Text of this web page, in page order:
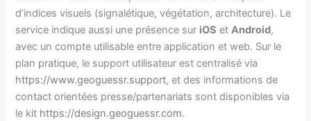
d’indices visuels (signalétique, végétation, architecture). Le
service indique aussi une présence sur iOS etAndroid,
avec un compte utilisable entre application et web. Sur le
plan pratique, le support utilisateur est centralisé via
https://www.geoguessr.support, et des informations de
contact orientées presse/partenariats sont disponibles via
le kit https://design.geoguessr.com.